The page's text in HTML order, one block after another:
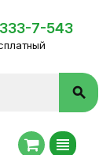
7-543
search
view_headline